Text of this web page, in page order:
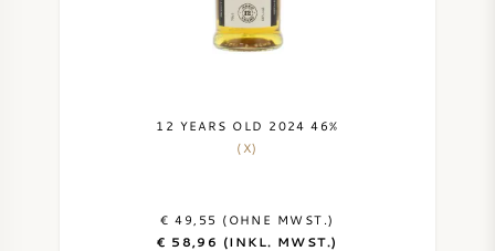
12 YEARS OLD 2024 46%
(X)
€ 49,55 (OHNE MWST.)
€ 58,96 (INKL. MWST.)